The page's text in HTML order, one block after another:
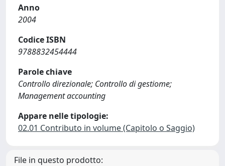
Anno
2004
Codice ISBN
9788832454444
Parole chiave
Controllo direzionale; Controllo di gestiome;
Management accounting
Appare nelle tipologie:
02.01 Contributo in volume (Capitolo o Saggio)
File in questo prodotto: